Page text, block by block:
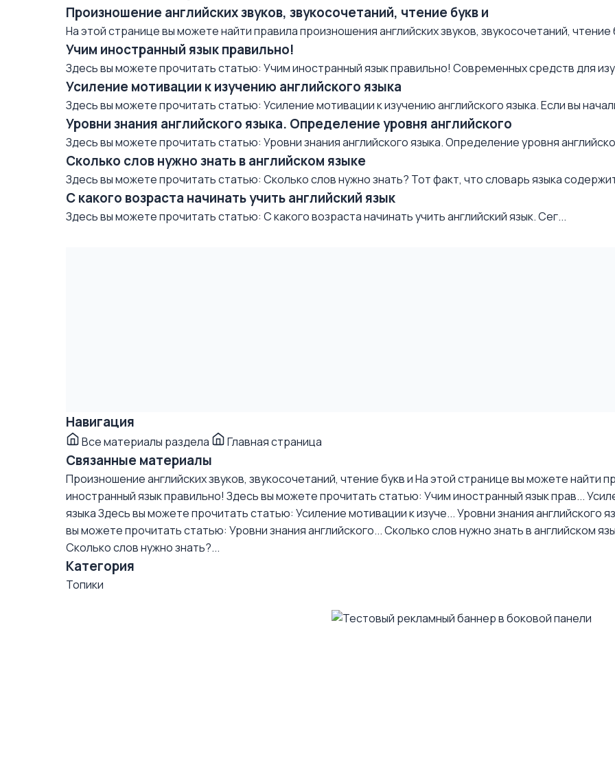
Произношение английских звуков, звукосочетаний, чтение букв и
На этой странице вы можете найти правила произношения английских звуков, звукосочетаний, чтение
Учим иностранный язык правильно!
Здесь вы можете прочитать статью: Учим иностранный язык правильно! Современных средств для
Усиление мотивации к изучению английского языка
Здесь вы можете прочитать статью: Усиление мотивации к изучению английского языка. Если вы
Уровни знания английского языка. Определение уровня английского
Здесь вы можете прочитать статью: Уровни знания английского языка. Определение уровня
Сколько слов нужно знать в английском языке
Здесь вы можете прочитать статью: Сколько слов нужно знать? Тот факт, что словарь языка
С какого возраста начинать учить английский язык
Здесь вы можете прочитать статью: С какого возраста начинать учить английский язык. Сег...
Навигация
Все материалы раздела Главная страница
Связанные материалы
Произношение английских звуков, звукосочетаний, чтение букв иНа этой странице вы можете найти
иностранный язык правильно! Здесь вы можете прочитать статью: Учим иностранный язык прав...
языкаЗдесь вы можете прочитать статью: Усиление мотивации к изуче...Уровни знания английского
вы можете прочитать статью: Уровни знания английского...Сколько слов нужно знать в английском
Сколько слов нужно знать?...
Категория
Топики